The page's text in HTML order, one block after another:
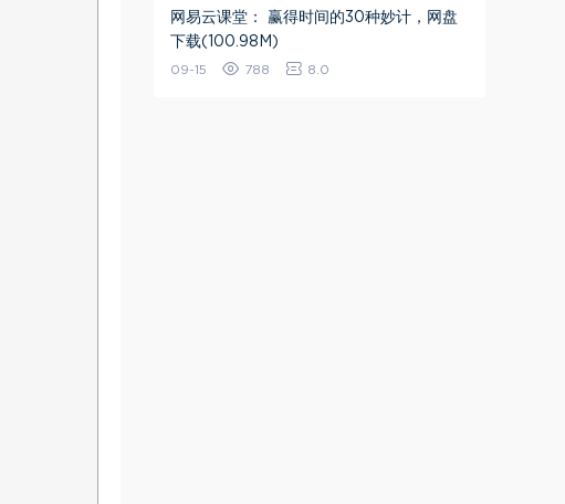
网易云课堂： 赢得时间的30种妙计，网盘
下载(100.98M)
09-15 788 8.0